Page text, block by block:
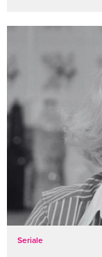
Seriale